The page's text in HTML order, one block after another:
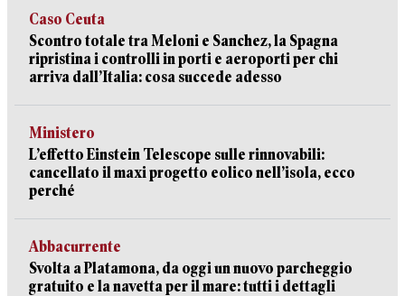
Caso Ceuta
Scontro totale tra Meloni e Sanchez, la Spagna
ripristina i controlli in porti e aeroporti per chi
arriva dall’Italia: cosa succede adesso
Ministero
L’effetto Einstein Telescope sulle rinnovabili:
cancellato il maxi progetto eolico nell’isola, ecco
perché
Abbacurrente
Svolta a Platamona, da oggi un nuovo parcheggio
gratuito e la navetta per il mare: tutti i dettagli